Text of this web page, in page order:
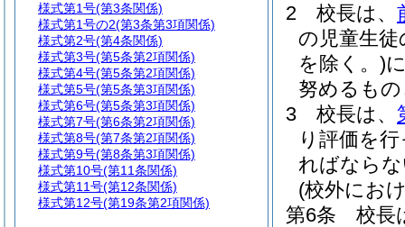
2
校長は、
の児童生
を除く。)
努めるも
3
校長は、
り評価を
ればなら
(校外にお
第6条
校長
様式第1号(第3条関係)
様式第1号の2(第3条第3項関係)
様式第2号(第4条関係)
様式第3号(第5条第2項関係)
様式第4号(第5条第2項関係)
様式第5号(第5条第3項関係)
様式第6号(第5条第3項関係)
様式第7号(第6条第2項関係)
様式第8号(第7条第2項関係)
様式第9号(第8条第3項関係)
様式第10号(第11条関係)
様式第11号(第12条関係)
様式第12号(第19条第2項関係)